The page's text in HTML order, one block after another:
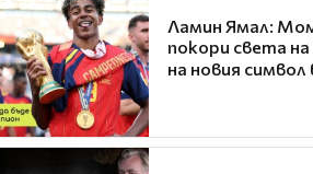
Ламин Ямал:
покори света
на новия